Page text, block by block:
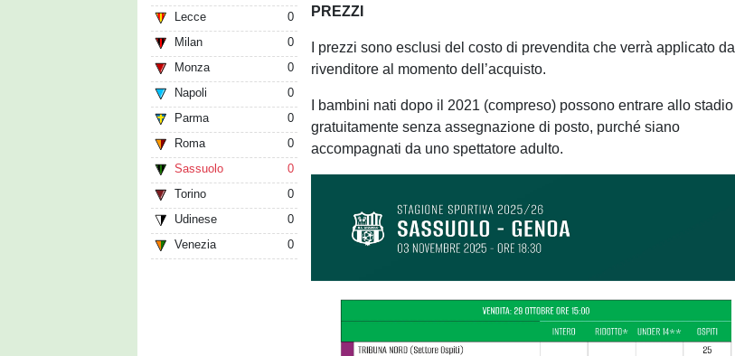
Lecce
0
Milan
0
Monza
0
Napoli
0
Parma
0
Roma
0
Sassuolo
0
Torino
0
Udinese
0
Venezia
0
PREZZI
I prezzi sono esclusi del costo di prevendita che verrà applicato dal
rivenditore al momento dell’acquisto.
I bambini nati dopo il 2021 (compreso) possono entrare allo stadio
gratuitamente senza assegnazione di posto, purché siano
accompagnati da uno spettatore adulto.